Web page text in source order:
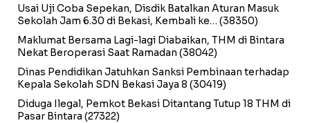
Usai Uji Coba Sepekan, Disdik Batalkan Aturan Masuk
Sekolah Jam 6.30 di Bekasi, Kembali ke… (38350)
Maklumat Bersama Lagi-lagi Diabaikan, THM di Bintara
Nekat Beroperasi Saat Ramadan (38042)
Dinas Pendidikan Jatuhkan Sanksi Pembinaan terhadap
Kepala Sekolah SDN Bekasi Jaya 8 (30419)
Diduga Ilegal, Pemkot Bekasi Ditantang Tutup 18 THM di
Pasar Bintara (27322)